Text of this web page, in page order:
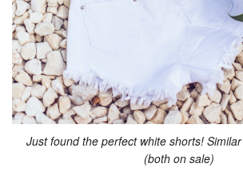
Just found the perfect white shorts! Similar
(both on sale)